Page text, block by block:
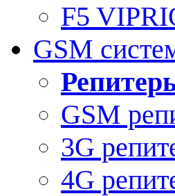
F5
GSM
GSM
3G
4G